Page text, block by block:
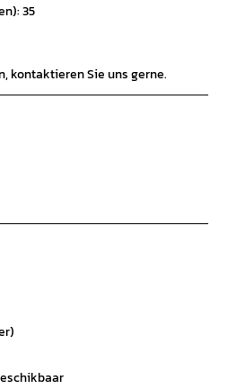
35
kontaktieren Sie uns gerne.